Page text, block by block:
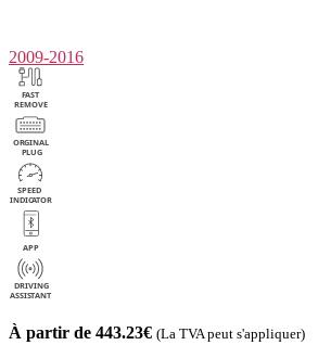
2009-2016
À partir de 443.23€ (La TVA peut s'appliquer)